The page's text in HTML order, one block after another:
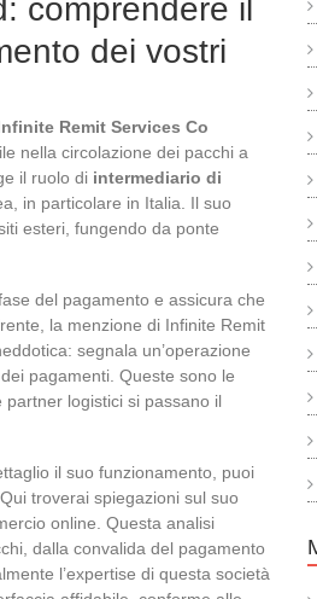
comprendere il
dei vostri
Remit Services Co
nella circolazione dei pacchi a
il ruolo di intermediario di
in particolare in Italia. Il suo
esteri, fungendo da ponte
del pagamento e assicura che
la menzione di Infinite Remit
segnala un’operazione
pagamenti. Queste sono le
logistici si passano il
il suo funzionamento, puoi
troverai spiegazioni sul suo
online. Questa analisi
dalla convalida del pagamento
l’expertise di questa società